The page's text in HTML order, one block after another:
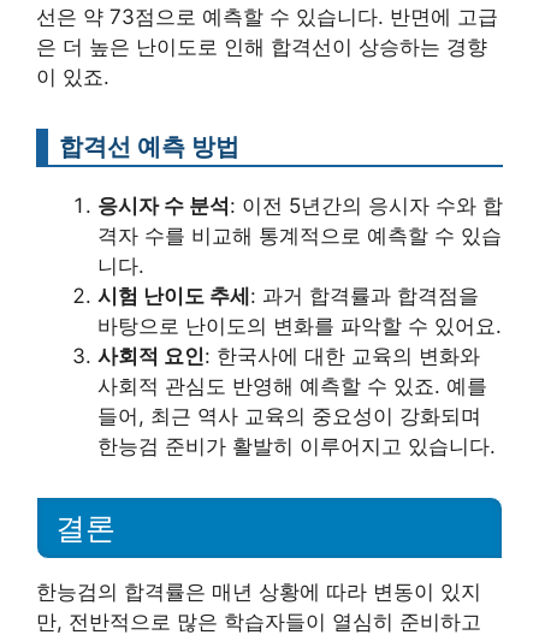
선은 약 73점으로 예측할 수 있습니다. 반면에 고급
은 더 높은 난이도로 인해 합격선이 상승하는 경향
이 있죠.
합격선 예측 방법
응시자 수 분석: 이전 5년간의 응시자 수와 합
격자 수를 비교해 통계적으로 예측할 수 있습
니다.
시험 난이도 추세: 과거 합격률과 합격점을
바탕으로 난이도의 변화를 파악할 수 있어요.
사회적 요인: 한국사에 대한 교육의 변화와
사회적 관심도 반영해 예측할 수 있죠. 예를
들어, 최근 역사 교육의 중요성이 강화되며
한능검 준비가 활발히 이루어지고 있습니다.
결론
한능검의 합격률은 매년 상황에 따라 변동이 있지
만, 전반적으로 많은 학습자들이 열심히 준비하고